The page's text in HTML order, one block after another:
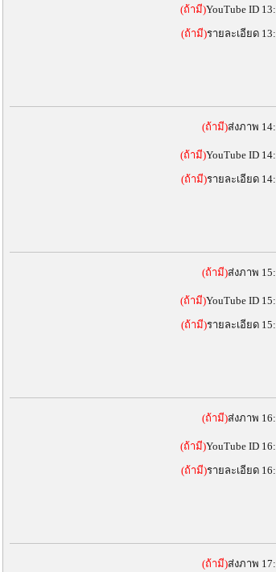
(ถ้ามี)YouTube ID 13:
(ถ้ามี)รายละเอียด 13:
(ถ้ามี)ส่งภาพ 14:
(ถ้ามี)YouTube ID 14:
(ถ้ามี)รายละเอียด 14:
(ถ้ามี)ส่งภาพ 15:
(ถ้ามี)YouTube ID 15:
(ถ้ามี)รายละเอียด 15:
(ถ้ามี)ส่งภาพ 16:
(ถ้ามี)YouTube ID 16:
(ถ้ามี)รายละเอียด 16:
(ถ้ามี)ส่งภาพ 17: